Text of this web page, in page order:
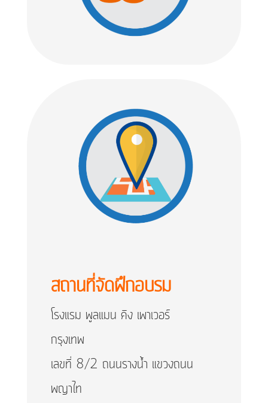
สถานที่จัดฝึกอบรม
โรงแรม พูลแมน คิง เพาเวอร์
กรุงเทพ
เลขที่ 8/2 ถนนรางน้ำ แขวงถนน
พญาไท